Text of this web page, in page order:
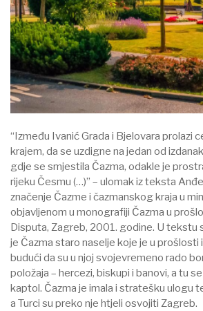
“Između Ivanić Grada i Bjelovara prolazi
krajem, da se uzdigne na jedan od
gdje se smjestila Čazma, odakle je
rijeku Česmu (…)” – ulomak iz teksta
značenje Čazme i čazmanskog kraja u
objavljenom u monografiji Čazma u
Disputa, Zagreb, 2001. godine. U tekstu
je Čazma staro naselje koje je u prošlosti
budući da su u njoj svojevremeno rado
položaja – hercezi, biskupi i banovi, a tu
kaptol. Čazma je imala i stratešku ulogu
a Turci su preko nje htjeli osvojiti Zagreb.